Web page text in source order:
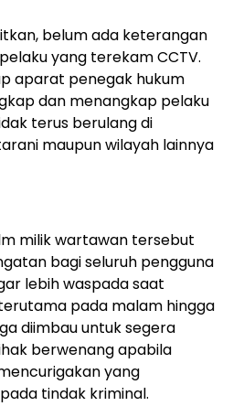
belum ada keterangan
yang terekam CCTV.
aparat penegak hukum
dan menangkap pelaku
terus berulang di
maupun wilayah lainnya
milik wartawan tersebut
bagi seluruh pengguna
lebih waspada saat
pada malam hingga
diimbau untuk segera
berwenang apabila
yang
tindak kriminal.